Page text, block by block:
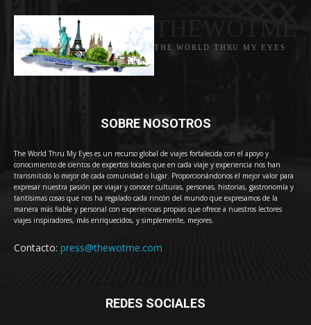
THE WORLD THRU MY EYES
SOBRE NOSOTROS
The World Thru My Eyes es un recurso global de viajes fortalecida con el apoyo y
conocimiento de cientos de expertos locales que en cada viaje y experiencia nos han
transmitido lo mejor de cada comunidad o lugar. Proporcionándonos el mejor valor para
expresar nuestra pasión por viajar y conocer culturas, personas, historias, gastronomía y
tantísimas cosas que nos ha regalado cada rincón del mundo que expresamos de la
manera más fiable y personal con experiencias propias que ofrece a nuestros lectores
viajes inspiradores, más enriquecidos, y simplemente, mejores.
Contacto: press@thewotme.com
REDES SOCIALES